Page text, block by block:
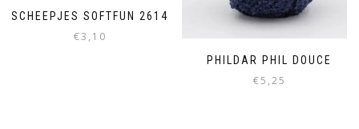
SCHEEPJES SOFTFUN 2614
€3,10
PHILDAR PHIL DOUCE
€5,25